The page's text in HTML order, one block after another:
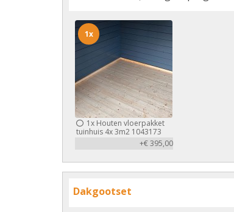
1x Houten vloerpakket
tuinhuis 4x 3m2 1043173
+€ 395,00
1x
Dakgootset